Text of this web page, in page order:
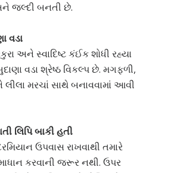
જલ્દી બનતી છે.
વડા
અને સ્વાદિષ્ટ કંઈક શોધી રહ્યા
વડા શ્રેષ્ઠ વિકલ્પ છે. મગફળી,
લીલા મરચાં સાથે બનાવવામાં આવી
લિપિ બાકી હતી
ઉપવાસ રાખવાથી તમારે
કરવાની જરૂર નથી. ઉપર